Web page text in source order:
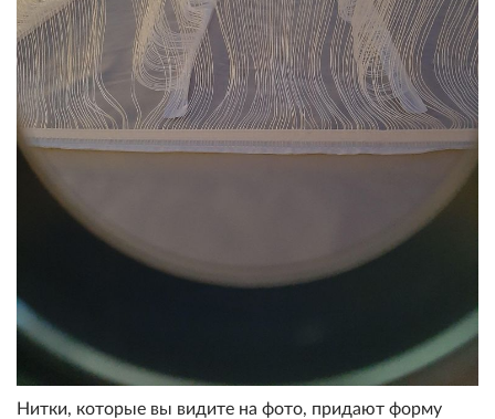
Нитки, которые вы видите на фото, придают форму